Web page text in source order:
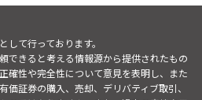
て行っております。
できると考える情報源から提供されたもの
確性や完全性について意見を表明し、また
証券の購入、売却、デリバティブ取引、